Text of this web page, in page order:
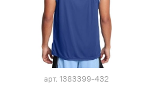
арт. 1383399-432